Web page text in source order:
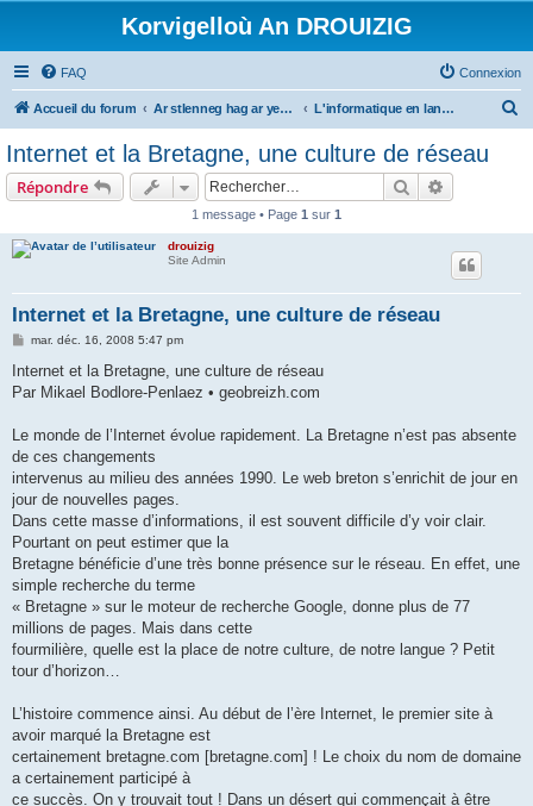
Korvigelloù An DROUIZIG
FAQ Connexion
Accueil du forum Ar stlenneg hag ar yezhoù bihan er bed a-bezh L'informatique en langues régionales et minoritaires
Internet et la Bretagne, une culture de réseau
Répondre Rechercher
1 message • Page 1 sur 1
drouizig
Site Admin
Internet et la Bretagne, une culture de réseau
M
s
a
mar. déc. 16, 2008 5:47 pm
Internet et la Bretagne, une culture de réseau
Par Mikael Bodlore-Penlaez • geobreizh.com
Le monde de l’Internet évolue rapidement. La Bretagne n’est pas absente
de ces changements
intervenus au milieu des années 1990. Le web breton s’enrichit de jour en
jour de nouvelles pages.
Dans cette masse d’informations, il est souvent difficile d’y voir clair.
Pourtant on peut estimer que la
Bretagne bénéficie d’une très bonne présence sur le réseau. En effet, une
simple recherche du terme
« Bretagne » sur le moteur de recherche Google, donne plus de 77
millions de pages. Mais dans cette
fourmilière, quelle est la place de notre culture, de notre langue ? Petit
tour d’horizon…
L’histoire commence ainsi. Au début de l’ère Internet, le premier site à
avoir marqué la Bretagne est
certainement bretagne.com [bretagne.com] ! Le choix du nom de domaine
a certainement participé à
ce succès. On y trouvait tout ! Dans un désert qui commençait à être